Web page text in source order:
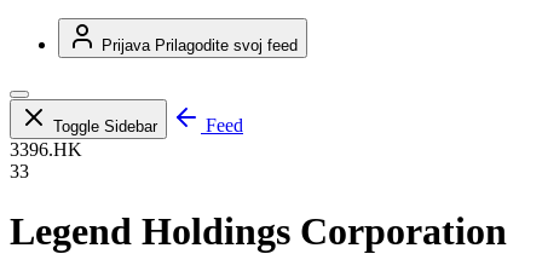
Prijava Prilagodite svoj feed
Toggle Sidebar
Feed
3396.HK
33
Legend Holdings Corporation